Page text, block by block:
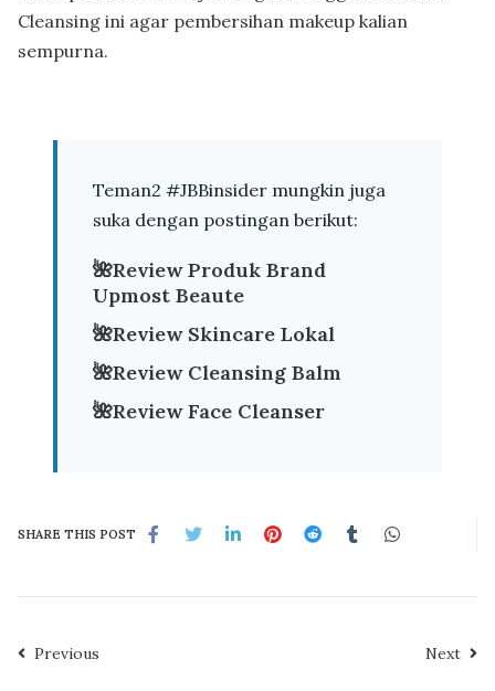
Cleansing ini agar pembersihan makeup kalian
sempurna.
Teman2 #JBBinsider mungkin juga
suka dengan postingan berikut:
🌺Review Produk Brand
Upmost Beaute
🌺Review Skincare Lokal
🌺Review Cleansing Balm
🌺Review Face Cleanser
SHARE THIS POST
Previous Next